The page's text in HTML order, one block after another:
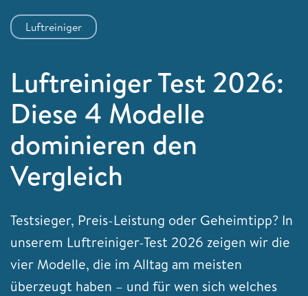
Luftreiniger
Luftreiniger Test 2026:
Diese 4 Modelle
dominieren den
Vergleich
Testsieger, Preis-Leistung oder Geheimtipp? In
unserem Luftreiniger-Test 2026 zeigen wir die
vier Modelle, die im Alltag am meisten
überzeugt haben – und für wen sich welches